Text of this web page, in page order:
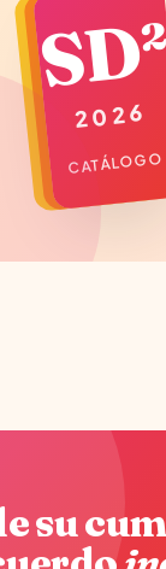
2026
CATÁLOGO
su